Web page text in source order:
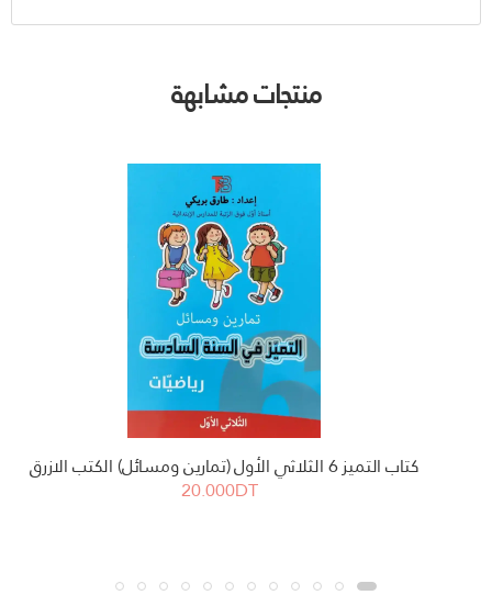
منتجات مشابهة
كتاب التميز 6 الثلاثي الأول (تمارين ومسائل) الكتب الازرق
20.000DT